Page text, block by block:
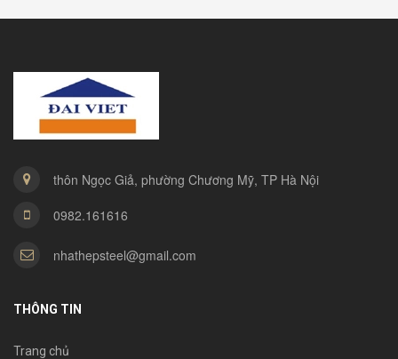
thôn Ngọc Giả, phường Chương Mỹ, TP Hà Nội
0982.161616
nhathepsteel@gmail.com
THÔNG TIN
Trang chủ